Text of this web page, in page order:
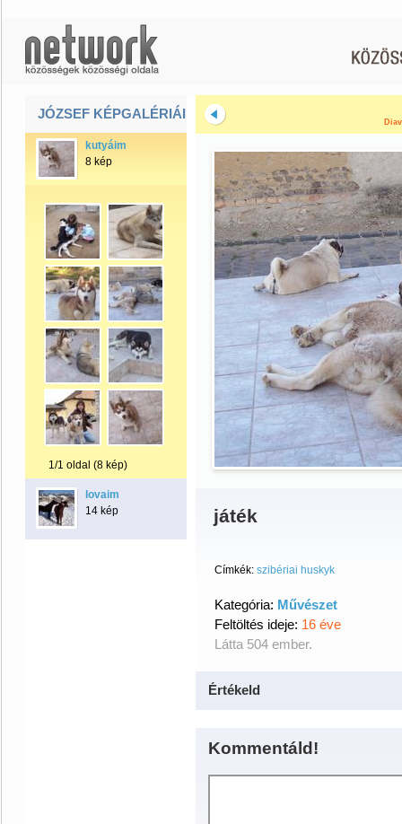
JÓZSEF KÉPGALÉRIÁI
kutyáim
8 kép
1/1 oldal (8 kép)
lovaim
14 kép
játék
Címkék: szibériai huskyk
Kategória: Művészet
Feltöltés ideje: 16 éve
Látta 504 ember.
Értékeld
Kommentáld!